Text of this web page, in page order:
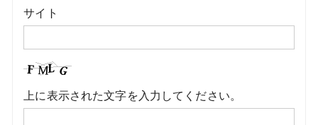
サイト
上に表示された文字を入力してください。